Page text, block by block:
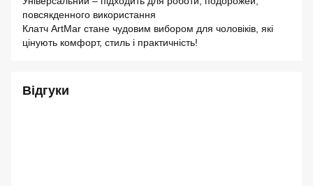
повсякденного використання
Клатч ArtMar стане чудовим вибором для чоловіків, які
цінують комфорт, стиль і практичність!
Відгуки